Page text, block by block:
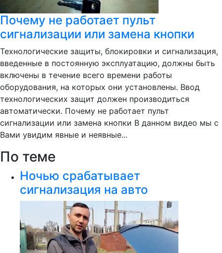
Почему не работает пульт
сигнализации или замена кнопки
Технологические защиты, блокировки и сигнализация,
введенные в постоянную эксплуатацию, должны быть
включены в течение всего времени работы
оборудования, на которых они установлены. Ввод
технологических защит должен производиться
автоматически. Почему не работает пульт
сигнализации или замена кнопки В данном видео мы с
Вами увидим явные и неявные...
По теме
Ночью срабатывает
сигнализация на авто